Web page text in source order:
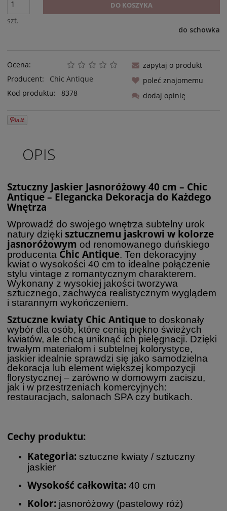
szt.
DO KOSZYKA
do schowka
Ocena:
Producent:
Chic Antique
Kod produktu:
8378
zapytaj o produkt
poleć znajomemu
dodaj opinię
OPIS
Sztuczny Jaskier Jasnoróżowy 40 cm – Chic
Antique – Elegancka Dekoracja do Każdego
Wnętrza
Wprowadź do swojego wnętrza subtelny urok
natury dzięki sztucznemu jaskrowi w kolorze
jasnoróżowym od renomowanego duńskiego
producenta Chic Antique. Ten dekoracyjny
kwiat o wysokości 40 cm to idealne połączenie
stylu vintage z romantycznym charakterem.
Wykonany z wysokiej jakości tworzywa
sztucznego, zachwyca realistycznym wyglądem
i starannym wykończeniem.
Sztuczne kwiaty Chic Antique to doskonały
wybór dla osób, które cenią piękno świeżych
kwiatów, ale chcą uniknąć ich pielęgnacji. Dzięki
trwałym materiałom i subtelnej kolorystyce,
jaskier idealnie sprawdzi się jako samodzielna
dekoracja lub element większej kompozycji
florystycznej – zarówno w domowym zaciszu,
jak i w przestrzeniach komercyjnych:
restauracjach, salonach SPA czy butikach.
Cechy produktu:
Kategoria: sztuczne kwiaty / sztuczny
jaskier
Wysokość całkowita: 40 cm
Kolor: jasnoróżowy (pastelowy róż)